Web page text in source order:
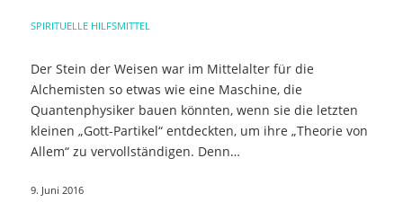
SPIRITUELLE HILFSMITTEL
Der Stein der Weisen war im Mittelalter für die
Alchemisten so etwas wie eine Maschine, die
Quantenphysiker bauen könnten, wenn sie die letzten
kleinen „Gott-Partikel“ entdeckten, um ihre „Theorie von
Allem“ zu vervollständigen. Denn…
9. Juni 2016